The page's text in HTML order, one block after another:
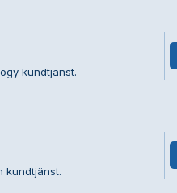
kundtjänst.
kundtjänst.